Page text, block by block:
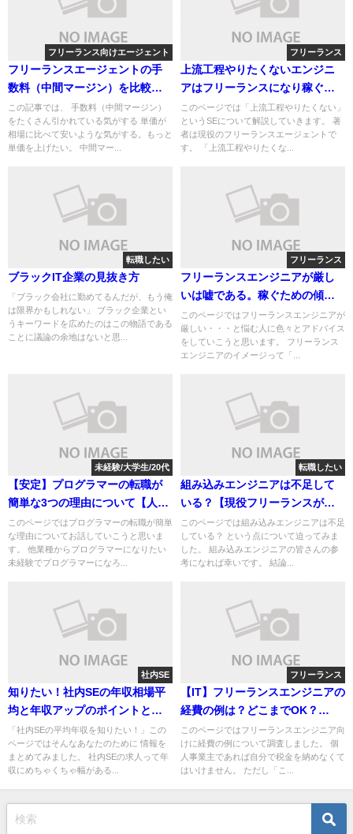
フリーランス向けエージェント
フリーランスエージェントの手
数料（中間マージン）を比較す
る
この記事では、 手数料（中間マージン）
をたくさん引かれている気がする 単価が
相場に比べて安いような気がする。もっと
単価を上げたい。 中間マー...
フリーランス
上流工程やりたくないエンジニ
アはフリーランスになり稼ぐべ
し！
このページでは「上流工程やりたくない」
というSEについて解説していきます。 著
者は現役のフリーランスエージェントで
す。 「上流工程やりたくな...
転職したい
ブラックIT企業の見抜き方
「ブラック会社に勤めてるんだが、もう俺
は限界かもしれない」 ブラック企業とい
うキーワードを広めたのはこの物語である
ことに議論の余地はないと思...
フリーランス
フリーランスエンジニアが厳し
いは嘘である。稼ぐための傾向
と対策
このページではフリーランスエンジニアが
厳しい・・・と悩む人に色々とアドバイス
をしていこうと思います。 フリーランス
エンジニアのイメージって「...
未経験/大学生/20代
【安定】プログラマーの転職が
簡単な3つの理由について【人
気】
このページではプログラマーの転職が簡単
な理由についてお話していこうと思いま
す。 他業種からプログラマーになりたい
未経験でプログラマーになろ...
転職したい
組み込みエンジニアは不足して
いる？【現役フリーランスが教
える現状】
このページでは組み込みエンジニアは不足
している？ という点について迫ってみま
した。 組み込みエンジニアの皆さんの参
考になれば幸いです。 結論...
社内SE
知りたい！社内SEの年収相場平
均と年収アップのポイントと
は？
「社内SEの平均年収を知りたい！」この
ページではそんなあなたのために 情報を
まとめてみました。 社内SEの求人って年
収にめちゃくちゃ幅がある...
フリーランス
【IT】フリーランスエンジニアの
経費の例は？どこまでOK？
【SE】
このページではフリーランスエンジニア向
けに経費の例について調査しました。 個
人事業主であれば自分で税金を納めなくて
はいけません。 ただし「こ...